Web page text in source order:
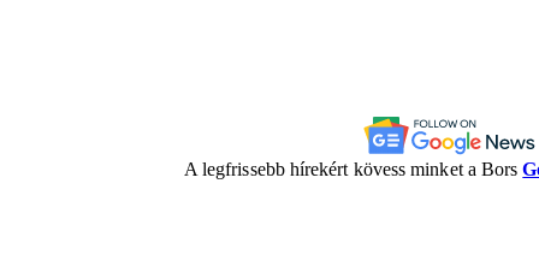
A legfrissebb hírekért kövess minket a Bors